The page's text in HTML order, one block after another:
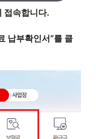
접속합니다.
납부확인서”를 클